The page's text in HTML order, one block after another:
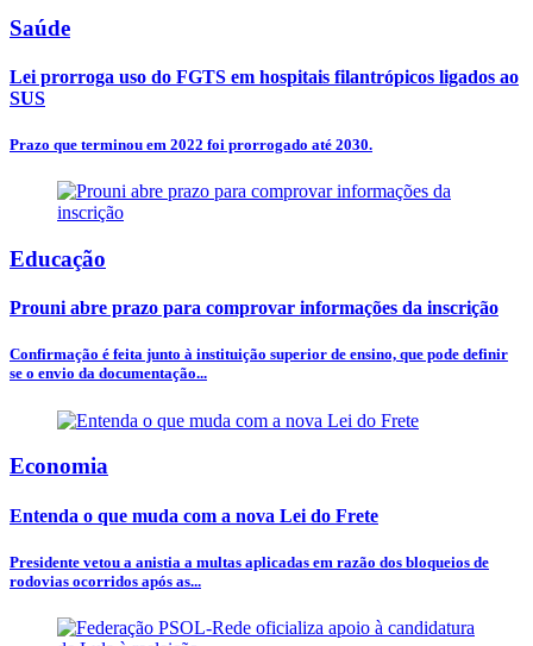
Saúde
Lei prorroga uso do FGTS em hospitais filantrópicos ligados ao
SUS
Prazo que terminou em 2022 foi prorrogado até 2030.
Educação
Prouni abre prazo para comprovar informações da inscrição
Confirmação é feita junto à instituição superior de ensino, que pode definir
se o envio da documentação...
Economia
Entenda o que muda com a nova Lei do Frete
Presidente vetou a anistia a multas aplicadas em razão dos bloqueios de
rodovias ocorridos após as...